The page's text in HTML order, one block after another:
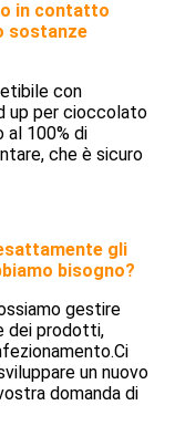
in contatto
sostanze
con
up per cioccolato
100% di
che è sicuro
gli
bisogno?
gestire
dei prodotti,
un nuovo
domanda di